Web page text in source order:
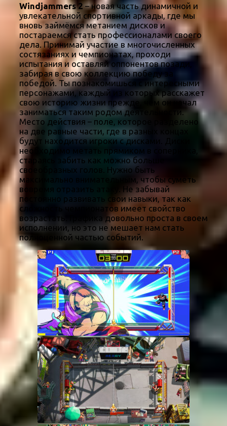
Windjammers 2– новая часть динамичной и
увлекательной спортивной аркады, где мы
вновь займёмся метанием дисков и
постараемся стать профессионалами своего
дела. Принимай участие в многочисленных
состязаниях и чемпионатах, проходи
испытания и оставляй оппонентов позади,
забирая в свою коллекцию победу за
победой. Ты познакомишься с интересными
персонажами, каждый из которых расскажет
свою историю жизни прежде, чем он начал
заниматься таким родом деятельности.
Место действия – поле, которое разделено
на две равные части, где в разных концах
будут находится игроки с дисками. Диски
необходимо метать прямиком в соперника,
стараясь забить как можно больше
своеобразных голов. Нужно быть
максимально внимательным, чтобы суметь
вовремя отразить атаку. Не забывай
постоянно развивать свои навыки, так как
сложность чемпионатов имеет свойство
возрастать. Графика довольно проста в своем
исполнении, но это не мешает нам стать
полноценной частью событий.